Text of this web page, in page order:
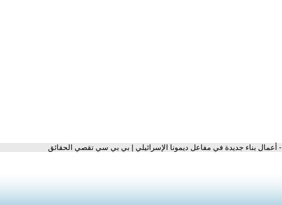
- أعمال بناء جديدة في مفاعل ديمونا الإسرائيلي | بي بي سي تقصي الحقائق